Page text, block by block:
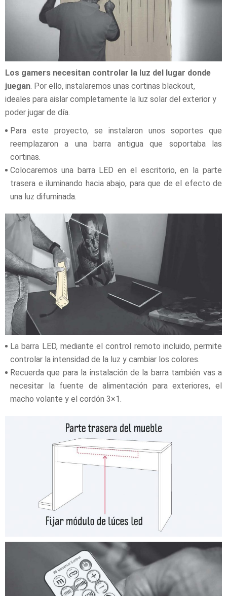
Los gamers necesitan controlar la luz del lugar donde
juegan. Por ello, instalaremos unas cortinas blackout,
ideales para aislar completamente la luz solar del exterior y
poder jugar de día.
Para este proyecto, se instalaron unos soportes que
reemplazaron a una barra antigua que soportaba las
cortinas.
Colocaremos una barra LED en el escritorio, en la parte
trasera e iluminando hacia abajo, para que de el efecto de
una luz difuminada.
La barra LED, mediante el control remoto incluido, permite
controlar la intensidad de la luz y cambiar los colores.
Recuerda que para la instalación de la barra también vas a
necesitar la fuente de alimentación para exteriores, el
macho volante y el cordón 3×1.